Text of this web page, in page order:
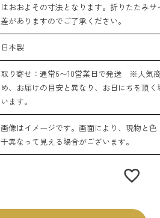
はおおよその寸法となります。折りたたみサ
差がありますのでご了承ください。
日本製
取り寄せ：通常6〜10営業日で発送 ※人気
め、お届けの目安と異なり、お日にちを頂く
います。
画像はイメージです。画面により、現物と色
干異なって見える場合がございます。